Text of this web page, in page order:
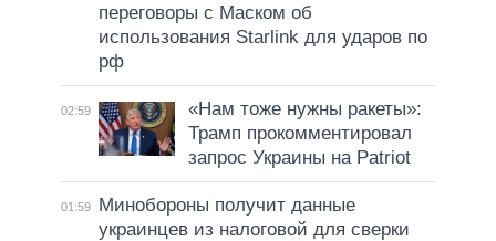
переговоры с Маском об
использования Starlink для ударов по
рф
02:59
«Нам тоже нужны ракеты»:
Трамп прокомментировал
запрос Украины на Patriot
01:59
Минобороны получит данные
украинцев из налоговой для сверки